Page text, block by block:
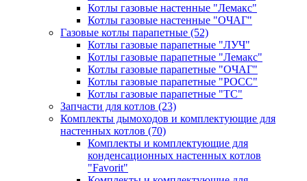
Котлы газовые настенные "Лемакс"
Котлы газовые настенные "ОЧАГ"
Газовые котлы парапетные (52)
Котлы газовые парапетные "ЛУЧ"
Котлы газовые парапетные "Лемакс"
Котлы газовые парапетные "ОЧАГ"
Котлы газовые парапетные "РОСС"
Котлы газовые парапетные "ТС"
Запчасти для котлов (23)
Комплекты дымоходов и комплектующие для
настенных котлов (70)
Комплекты и комплектующие для
конденсационных настенных котлов
"Favorit"